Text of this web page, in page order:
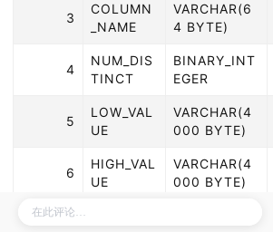
3
COLUMN
_NAME
VARCHAR(6
4 BYTE)
4
NUM_DIS
TINCT
BINARY_INT
EGER
5
LOW_VAL
UE
VARCHAR(4
000 BYTE)
6
HIGH_VAL
UE
VARCHAR(4
000 BYTE)